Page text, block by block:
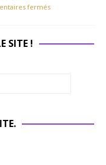
fermés
SITE !